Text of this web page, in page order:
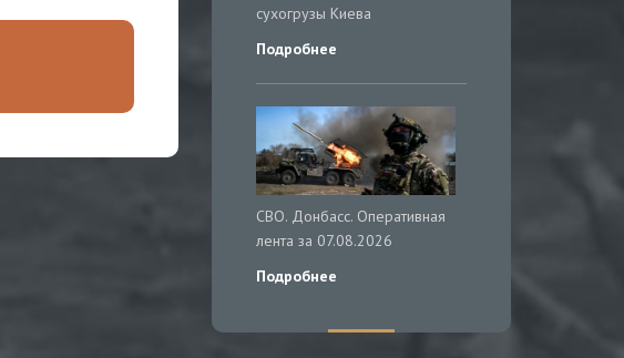
сухогрузы Киева
Подробнее
СВО. Донбасс. Оперативная
лента за 07.08.2026
Подробнее